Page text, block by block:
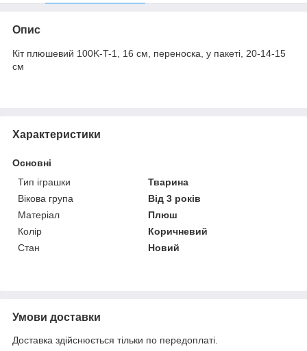
Опис
Кіт плюшевий 100K-T-1, 16 см, переноска, у пакеті, 20-14-15
см
Характеристики
Основні
Тип іграшки
Тварина
Вікова група
Від 3 років
Матеріал
Плюш
Колір
Коричневий
Стан
Новий
Умови доставки
Доставка здійснюється тільки по передоплаті.